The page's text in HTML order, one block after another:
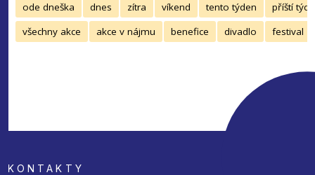
ode dneška dnes zítra víkend tento týden
příští
všechny akce
akce v nájmu benefice divadlo festival
KONTAKTY